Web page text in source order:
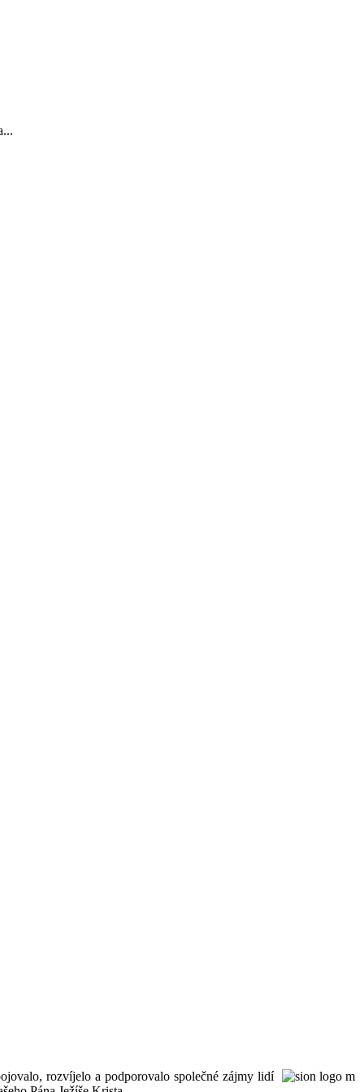
rozvíjelo a podporovalo společné zájmy lidí